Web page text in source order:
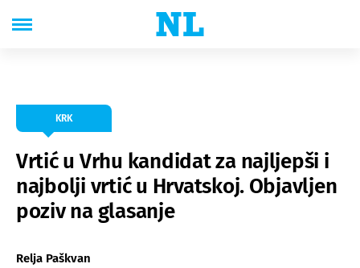
KRK
Vrtić u Vrhu kandidat za najljepši i
najbolji vrtić u Hrvatskoj. Objavljen
poziv na glasanje
Relja Paškvan